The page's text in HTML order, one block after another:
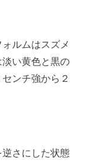
ルムはスズメ
い黄色と黒の
ンチ強から２
さにした状態